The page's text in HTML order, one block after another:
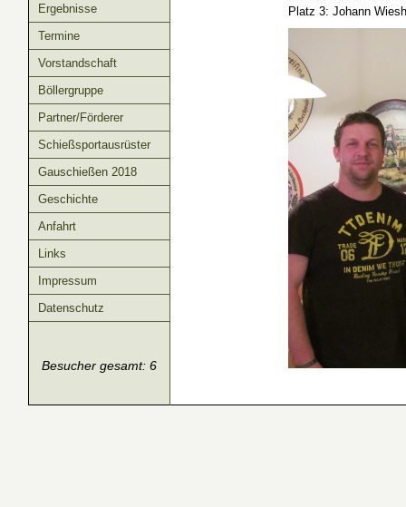
Ergebnisse
Termine
Vorstandschaft
Böllergruppe
Partner/Förderer
Schießsportausrüster
Gauschießen 2018
Geschichte
Anfahrt
Links
Impressum
Datenschutz
Besucher gesamt: 6
Platz 3: Johann